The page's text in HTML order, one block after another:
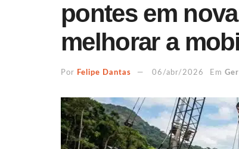
pontes em
melhorar a
Por Felipe Dantas 06/abr/2026 Em